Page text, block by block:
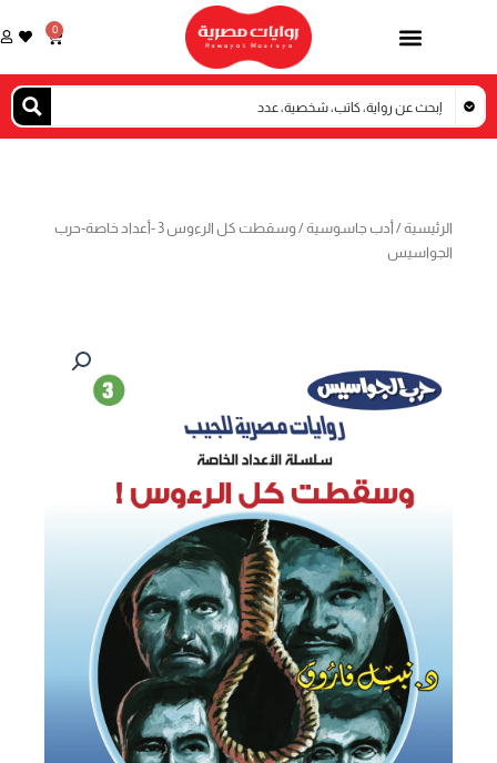
0
Cart
الرئيسية/أدب جاسوسية
/ وسقطت كل الرءوس 3 -أعداد خاصة-حرب
الجواسيس